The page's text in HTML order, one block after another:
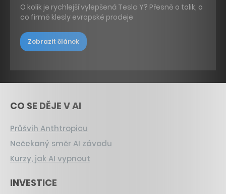
O kolik je rychlejší vylepšená Tesla Y? Přesně o tolik, o
co firmě klesly evropské prodeje
Zobrazit článek
CO SE DĚJE V AI
Průšvih Anthtropicu
Nečekaný směr AI závodu
Kurzy, jak AI vypnout
INVESTICE